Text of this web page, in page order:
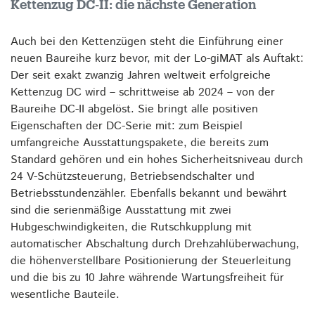
Kettenzug DC-II: die nächste Generation
Auch bei den Kettenzügen steht die Einführung einer
neuen Baureihe kurz bevor, mit der Lo-giMAT als Auftakt:
Der seit exakt zwanzig Jahren weltweit erfolgreiche
Kettenzug DC wird – schrittweise ab 2024 – von der
Baureihe DC-II abgelöst. Sie bringt alle positiven
Eigenschaften der DC-Serie mit: zum Beispiel
umfangreiche Ausstattungspakete, die bereits zum
Standard gehören und ein hohes Sicherheitsniveau durch
24 V-Schützsteuerung, Betriebsendschalter und
Betriebsstundenzähler. Ebenfalls bekannt und bewährt
sind die serienmäßige Ausstattung mit zwei
Hubgeschwindigkeiten, die Rutschkupplung mit
automatischer Abschaltung durch Drehzahlüberwachung,
die höhenverstellbare Positionierung der Steuerleitung
und die bis zu 10 Jahre währende Wartungsfreiheit für
wesentliche Bauteile.